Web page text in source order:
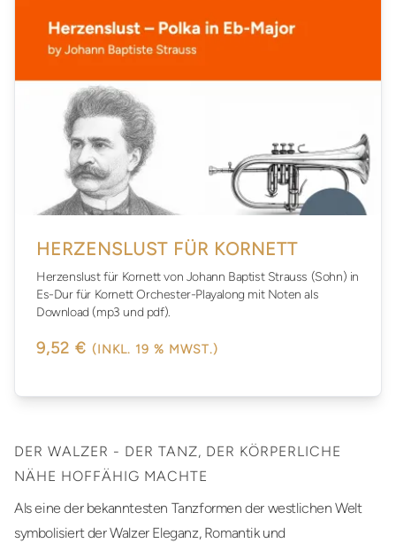
HERZENSLUST FÜR KORNETT
Herzenslust für Kornett von Johann Baptist Strauss (Sohn) in
Es-Dur für Kornett Orchester-Playalong mit Noten als
Download (mp3 und pdf).
9,52 € (INKL. 19 % MWST.)
DER WALZER - DER TANZ, DER KÖRPERLICHE
NÄHE HOFFÄHIG MACHTE
Als eine der bekanntesten Tanzformen der westlichen Welt
symbolisiert der Walzer Eleganz, Romantik und